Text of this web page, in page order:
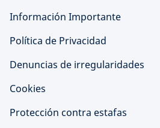
Información Importante
Política de Privacidad
Denuncias de irregularidades
Cookies
Protección contra estafas